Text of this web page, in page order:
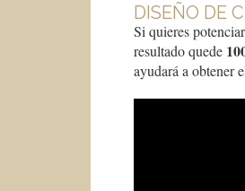
DISEÑO DE
Si quieres
resultado quede
ayudará a obtener